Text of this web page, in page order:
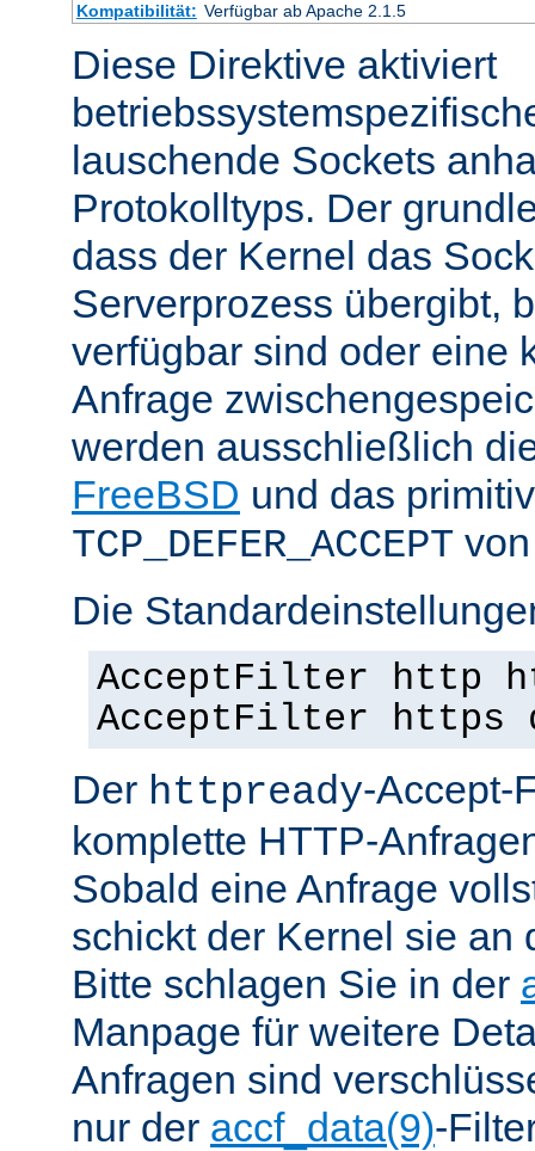
Kompatibilität: Verfügbar ab Apache 2.1.5
Diese Direktive aktiviert
lauschende Sockets
Protokolltyps. Der
dass der Kernel das
Serverprozess übergibt,
verfügbar sind oder eine
Anfrage
werden ausschließlich
FreeBSD und das
TCP_DEFER_ACCEPT
Die
AcceptFilter http
AcceptFilter https
Der httpready-Accept-
komplette HTTP-
Sobald eine Anfrage
schickt der Kernel sie an
Bitte schlagen Sie in der
Manpage für weitere
Anfragen sind
nur der accf_data(9)-